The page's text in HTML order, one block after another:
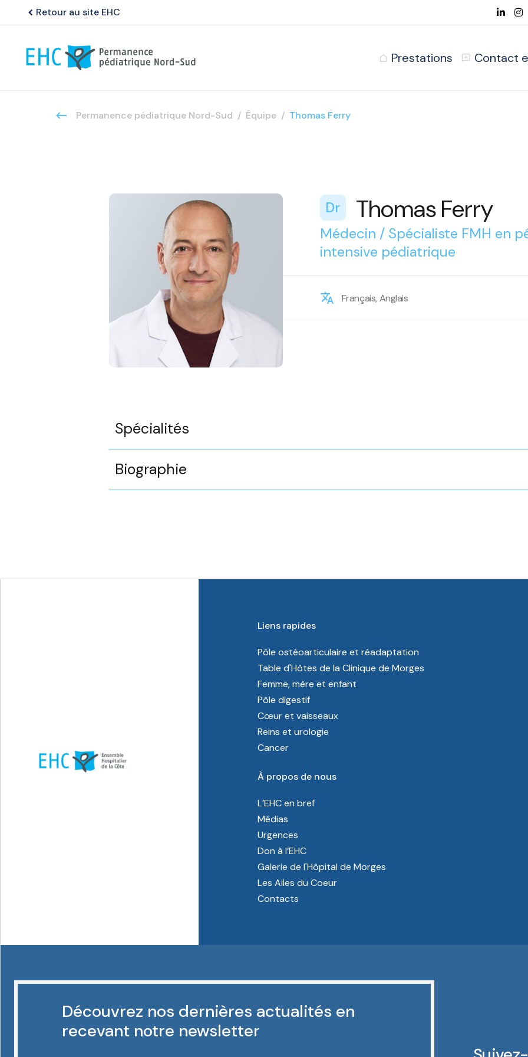
chevron_left Retour au site EHC
Prestations Contact
Permanence pédiatrique Nord-Sud Équipe Thomas Ferry
Dr Thomas Ferry
Médecin / Spécialiste FMH en
intensive pédiatrique
Français, Anglais
Spécialités
Biographie
Liens rapides
Pôle ostéoarticulaire et réadaptation
Table d'Hôtes de la Clinique de Morges
Femme, mère et enfant
Pôle digestif
Cœur et vaisseaux
Reins et urologie
Cancer
À propos de nous
L’EHC en bref
Médias
Urgences
Don à l’EHC
Galerie de l'Hôpital de Morges
Les Ailes du Coeur
Contacts
Découvrez nos dernières actualités en
recevant notre newsletter